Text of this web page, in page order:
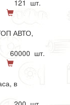
121 шт.
АВТО,
60000 шт.
в